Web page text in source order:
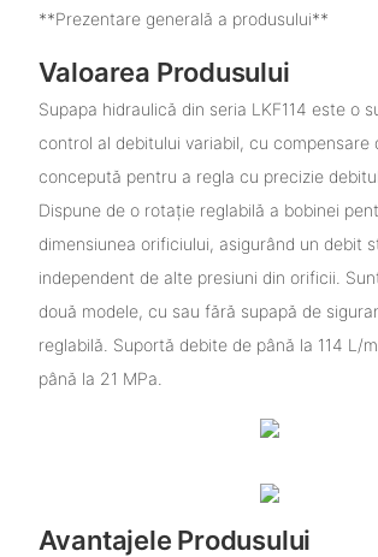
**Prezentare generală a produsului**
Valoarea Produsului
Supapa hidraulică din seria LKF114 este o
control al debitului variabil, cu compensare
concepută pentru a regla cu precizie
Dispune de o rotație reglabilă a bobinei
dimensiunea orificiului, asigurând un debit
independent de alte presiuni din orificii.
două modele, cu sau fără supapă de
reglabilă. Suportă debite de până la 114 L/
până la 21 MPa.
Avantajele Produsului